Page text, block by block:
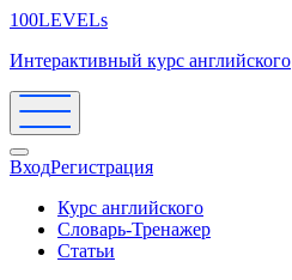
100LEVELs
Интерактивный курс английского
ВходРегистрация
Курс английского
Словарь-Тренажер
Статьи